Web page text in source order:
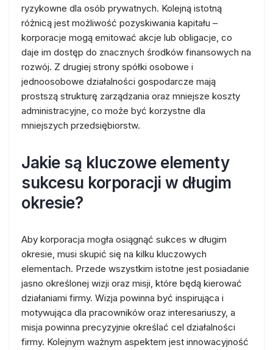
ryzykowne dla osób prywatnych. Kolejną istotną
różnicą jest możliwość pozyskiwania kapitału –
korporacje mogą emitować akcje lub obligacje, co
daje im dostęp do znacznych środków finansowych na
rozwój. Z drugiej strony spółki osobowe i
jednoosobowe działalności gospodarcze mają
prostszą strukturę zarządzania oraz mniejsze koszty
administracyjne, co może być korzystne dla
mniejszych przedsiębiorstw.
Jakie są kluczowe elementy
sukcesu korporacji w długim
okresie?
Aby korporacja mogła osiągnąć sukces w długim
okresie, musi skupić się na kilku kluczowych
elementach. Przede wszystkim istotne jest posiadanie
jasno określonej wizji oraz misji, które będą kierować
działaniami firmy. Wizja powinna być inspirująca i
motywująca dla pracowników oraz interesariuszy, a
misja powinna precyzyjnie określać cel działalności
firmy. Kolejnym ważnym aspektem jest innowacyjność